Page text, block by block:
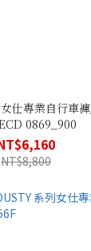
仕專業自行車
0869_900
NT$8,800